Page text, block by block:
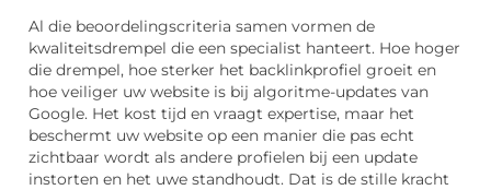
Al die beoordelingscriteria samen vormen de
kwaliteitsdrempel die een specialist hanteert. Hoe hoger
die drempel, hoe sterker het backlinkprofiel groeit en
hoe veiliger uw website is bij algoritme-updates van
Google. Het kost tijd en vraagt expertise, maar het
beschermt uw website op een manier die pas echt
zichtbaar wordt als andere profielen bij een update
instorten en het uwe standhoudt. Dat is de stille kracht